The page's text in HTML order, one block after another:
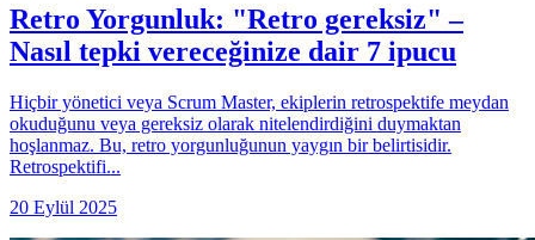
Retro Yorgunluk: "Retro gereksiz" –
Nasıl tepki vereceğinize dair 7 ipucu
Hiçbir yönetici veya Scrum Master, ekiplerin retrospektife meydan
okuduğunu veya gereksiz olarak nitelendirdiğini duymaktan
hoşlanmaz. Bu, retro yorgunluğunun yaygın bir belirtisidir.
Retrospektifi...
20 Eylül 2025